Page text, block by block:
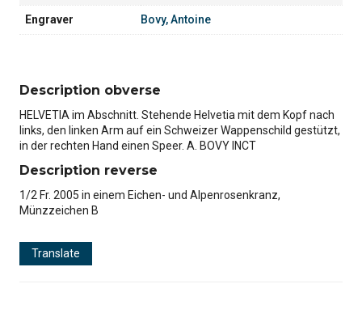
Engraver Bovy, Antoine
Description obverse
HELVETIA im Abschnitt. Stehende Helvetia mit dem Kopf nach
links, den linken Arm auf ein Schweizer Wappenschild gestützt,
in der rechten Hand einen Speer. A. BOVY INCT
Description reverse
1/2 Fr. 2005 in einem Eichen- und Alpenrosenkranz,
Münzzeichen B
Translate